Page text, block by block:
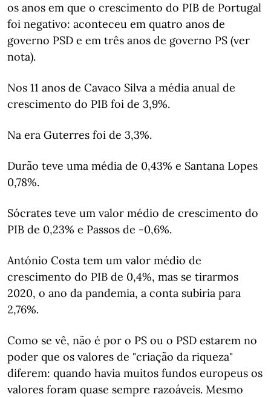
os anos em que o crescimento do PIB de Portugal
foi negativo: aconteceu em quatro anos de
governo PSD e em três anos de governo PS (ver
nota).
Nos 11 anos de Cavaco Silva a média anual de
crescimento do PIB foi de 3,9%.
Na era Guterres foi de 3,3%.
Durão teve uma média de 0,43% e Santana Lopes
0,78%.
Sócrates teve um valor médio de crescimento do
PIB de 0,23% e Passos de -0,6%.
António Costa tem um valor médio de
crescimento do PIB de 0,4%, mas se tirarmos
2020, o ano da pandemia, a conta subiria para
2,76%.
Como se vê, não é por o PS ou o PSD estarem no
poder que os valores de "criação da riqueza"
diferem: quando havia muitos fundos europeus os
valores foram quase sempre razoáveis. Mesmo